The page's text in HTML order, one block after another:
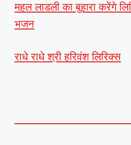
महल लाडली का बुहारा करेंगे
भजन
राधे राधे श्री हरिवंश लिरिक्स